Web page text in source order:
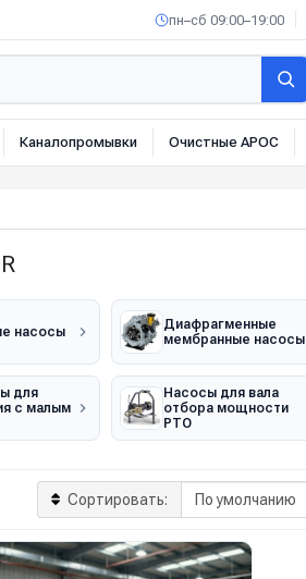
пн–сб 09:00–19:00
Каналопромывки Очистные АРОС
насосы
Диафрагменные
мембранные насосы
для
с малым
Насосы для вала
отбора мощности
PTO
Сортировать: